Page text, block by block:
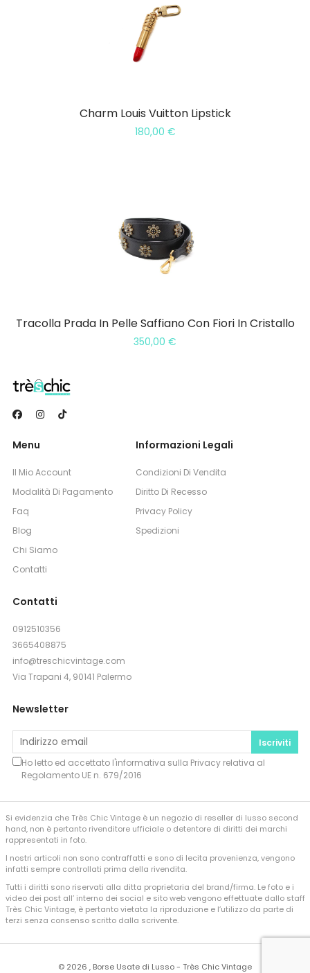
Charm Louis Vuitton Lipstick
180,00 €
Tracolla Prada In Pelle Saffiano Con Fiori In Cristallo
350,00 €
Menu
Il Mio Account
Modalità Di Pagamento
Faq
Blog
Chi Siamo
Contatti
Informazioni Legali
Condizioni Di Vendita
Diritto Di Recesso
Privacy Policy
Spedizioni
Contatti
0912510356
3665408875
info@treschicvintage.com
Via Trapani 4, 90141 Palermo
Newsletter
Iscriviti
Ho letto ed accettato l'informativa sulla Privacyrelativa al
Regolamento UE n. 679/2016
Si evidenzia che Très Chic Vintage è un negozio di reseller di lusso second
hand, non è pertanto rivenditore ufficiale o detentore di diritti dei marchi
rappresentati in foto.
I nostri articoli non sono contraffatti e sono di lecita provenienza, vengono
infatti sempre controllati prima della rivendita.
Tutti i diritti sono riservati alla ditta proprietaria del brand/firma. Le foto e i
video dei post all’ interno dei social e sito web vengono effettuate dallo staff
Très Chic Vintage, è pertanto vietata la riproduzione e l’utilizzo da parte di
terzi senza consenso scritto dalla scrivente.
© 2026 , Borse Usate di Lusso - Très Chic Vintage